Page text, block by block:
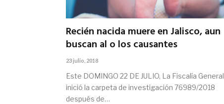
Recién nacida muere en Jalisco, aun
buscan al o los causantes
23 julio, 2018
Este DOMINGO 22 DE JULIO, La Fiscalía General
inició la carpeta de investigación 76989/2018
después de…